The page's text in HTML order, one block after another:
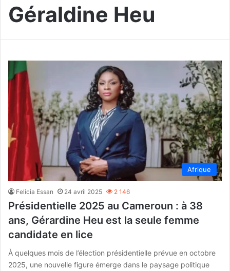
Géraldine Heu
Afrique
Felicia Essan 24 avril 2025 2 146
Présidentielle 2025 au Cameroun : à 38
ans, Gérardine Heu est la seule femme
candidate en lice
À quelques mois de l’élection présidentielle prévue en octobre
2025, une nouvelle figure émerge dans le paysage politique